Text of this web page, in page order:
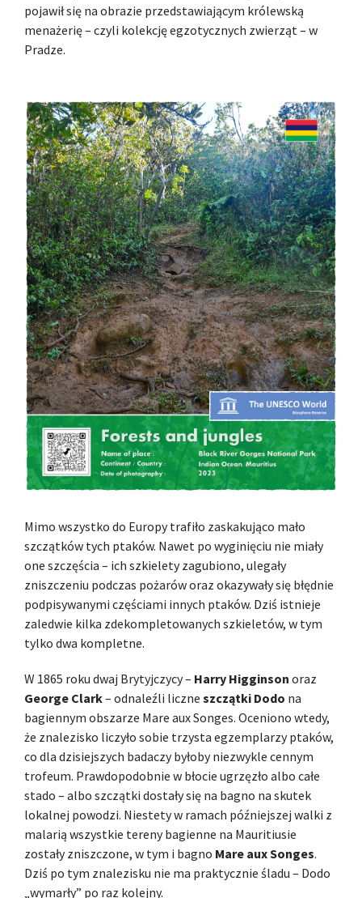
pojawił się na obrazie przedstawiającym królewską
menażerię – czyli kolekcję egzotycznych zwierząt – w
Pradze.
Mimo wszystko do Europy trafiło zaskakująco mało
szczątków tych ptaków. Nawet po wyginięciu nie miały
one szczęścia – ich szkielety zagubiono, ulegały
zniszczeniu podczas pożarów oraz okazywały się błędnie
podpisywanymi częściami innych ptaków. Dziś istnieje
zaledwie kilka zdekompletowanych szkieletów, w tym
tylko dwa kompletne.
W 1865 roku dwaj Brytyjczycy – Harry Higginson oraz
George Clark– odnaleźli liczne szczątki Dodo na
bagiennym obszarze Mare aux Songes. Oceniono wtedy,
że znalezisko liczyło sobie trzysta egzemplarzy ptaków,
co dla dzisiejszych badaczy byłoby niezwykle cennym
trofeum. Prawdopodobnie w błocie ugrzęzło albo całe
stado – albo szczątki dostały się na bagno na skutek
lokalnej powodzi. Niestety w ramach późniejszej walki z
malarią wszystkie tereny bagienne na Mauritiusie
zostały zniszczone, w tym i bagno Mare aux Songes.
Dziś po tym znalezisku nie ma praktycznie śladu – Dodo
„wymarły” po raz kolejny.